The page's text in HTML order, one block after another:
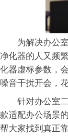
为解决办公
净化器的人又频
化器虚标参数，
噪音干扰开会，
针对办公室
款适配办公场景
帮大家找到真正